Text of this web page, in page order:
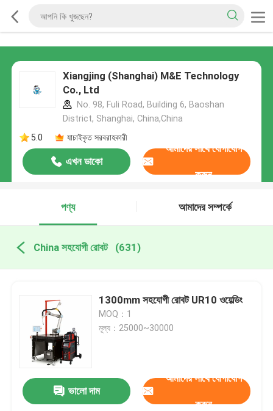
Xiangjing (Shanghai) M&E Technology
Co., Ltd
No. 98, Fuli Road, Building 6, Baoshan
District, Shanghai, China,China
5.0
যাচাইকৃত সরবরাহকারী
এখন ডাকো
আমাদের সাথে যোগাযোগ
করুন
পণ্য আমাদের সম্পর্কে
China সহযোগী রোবট (631)
1300mm সহযোগী রোবট UR10 ওয়েল্ডিং
MOQ：1
মূল্য：25000~30000
ভালো দাম
আমাদের সাথে যোগাযোগ
করুন